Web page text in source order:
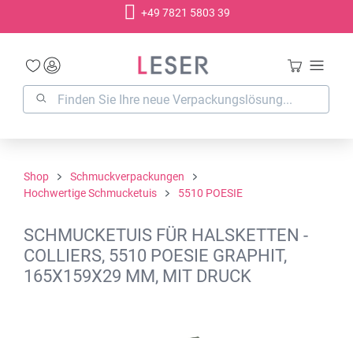
+49 7821 5803 39
Shop
Schmuckverpackungen
Hochwertige Schmucketuis
5510 POESIE
SCHMUCKETUIS FÜR HALSKETTEN -
COLLIERS, 5510 POESIE GRAPHIT,
165X159X29 MM, MIT DRUCK